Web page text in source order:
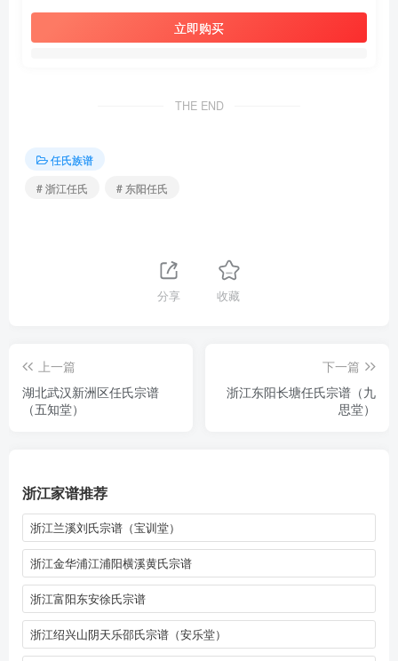
立即购买
THE END
任氏族谱
# 浙江任氏
# 东阳任氏
分享 收藏
上一篇
湖北武汉新洲区任氏宗谱
（五知堂）
下一篇
浙江东阳长塘任氏宗谱（九
思堂）
浙江家谱推荐
浙江兰溪刘氏宗谱（宝训堂）
浙江金华浦江浦阳横溪黄氏宗谱
浙江富阳东安徐氏宗谱
浙江绍兴山阴天乐邵氏宗谱（安乐堂）